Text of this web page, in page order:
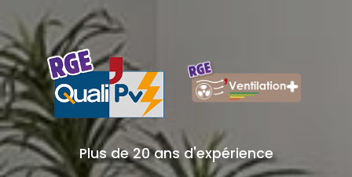
Plus de 20 ans d'expérience